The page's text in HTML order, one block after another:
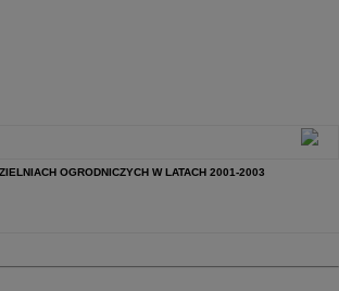
OGRODNICZYCH W LATACH 2001-2003